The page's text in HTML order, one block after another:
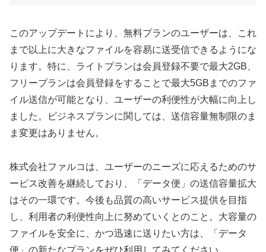
このアップデートにより、無料プランのユーザーは、これ
まで以上に大きなファイルを容易に送受信できるようにな
ります。特に、ライトプランは会員登録不要で最大2GB、
フリープランは会員登録をすることで最大5GBまでのファ
イル送信が可能となり、ユーザーの利便性が大幅に向上し
ました。ビジネスプランに関しては、送信容量無制限のま
ま変更はありません。
株式会社ファルコは、ユーザーのニーズに応えるためのサ
ービス改善を継続しており、「データ便」の送信容量拡大
はその一環です。今後も品質の高いサービス提供を目指
し、利用者の利便性向上に努めていくとのこと。大容量の
ファイルを安全に、かつ迅速に送りたい方は、「データ
便」の新たなプランをぜひ利用してみてください。